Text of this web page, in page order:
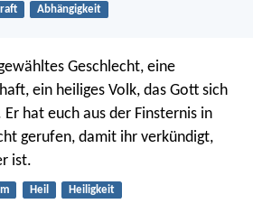
Abhängigkeit
Geschlecht, eine
ein heiliges Volk, das Gott sich
hat euch aus der Finsternis in
gerufen, damit ihr verkündigt,
ist.
Heil Heiligkeit